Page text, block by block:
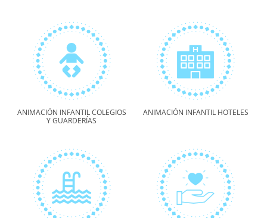
ANIMACIÓN INFANTIL COLEGIOS
Y GUARDERÍAS
ANIMACIÓN INFANTIL HOTELES